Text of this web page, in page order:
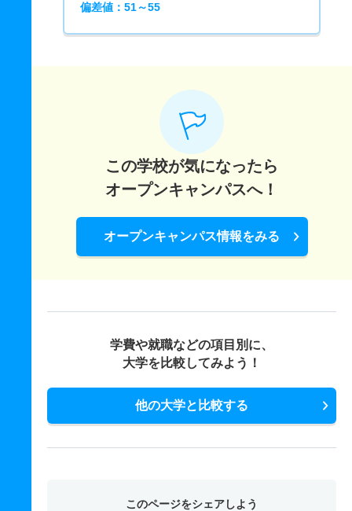
偏差値：51～55
この学校が気になったら
オープンキャンパスへ！
オープンキャンパス情報をみる
学費や就職などの項目別に、
大学を比較してみよう！
他の大学と比較する
このページをシェアしよう